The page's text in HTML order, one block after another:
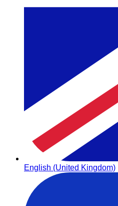
English (United Kingdom)